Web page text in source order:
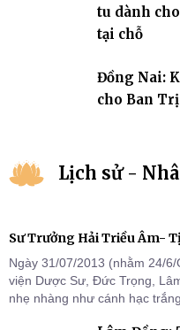
tu dành
tại chỗ
Đồng Nai:
cho Ban
Lịch sử -
Sư Trưởng Hải Triều Âm-
Ngày 31/07/2013 (nhằm 24/
viện Dược Sư, Đức Trọng,
nhẹ nhàng như cánh hạc